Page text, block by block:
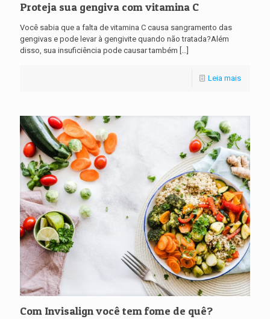
Proteja sua gengiva com vitamina C
Você sabia que a falta de vitamina C causa sangramento das
gengivas e pode levar à gengivite quando não tratada?Além
disso, sua insuficiência pode causar também […]
Leia mais
Com Invisalign você tem fome de quê?